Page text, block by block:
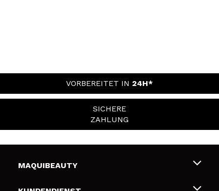
VORBEREITET IN 24H*
SICHERE
ZAHLUNG
MAQUIBEAUTY
Über uns